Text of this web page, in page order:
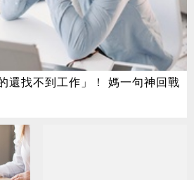
還找不到工作」！ 媽一句神回戰